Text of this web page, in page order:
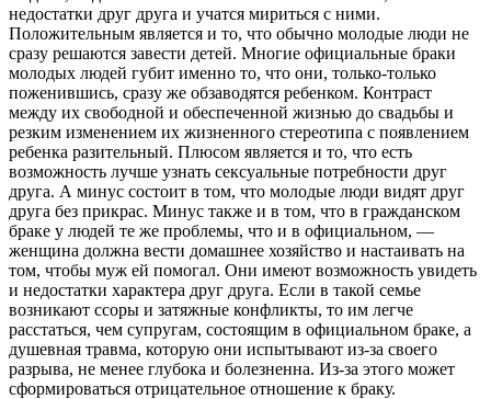
недостатки друг друга и учатся мириться с ними.
Положительным является и то, что обычно молодые люди не
сразу решаются завести детей. Многие официальные браки
молодых людей губит именно то, что они, только-только
поженившись, сразу же обзаводятся ребенком. Контраст
между их свободной и обеспеченной жизнью до свадьбы и
резким изменением их жизненного стереотипа с появлением
ребенка разительный. Плюсом является и то, что есть
возможность лучше узнать сексуальные потребности друг
друга. А минус состоит в том, что молодые люди видят друг
друга без прикрас. Минус также и в том, что в гражданском
браке у людей те же проблемы, что и в официальном, —
женщина должна вести домашнее хозяйство и настаивать на
том, чтобы муж ей помогал. Они имеют возможность увидеть
и недостатки характера друг друга. Если в такой семье
возникают ссоры и затяжные конфликты, то им легче
расстаться, чем супругам, состоящим в официальном браке, а
душевная травма, которую они испытывают из-за своего
разрыва, не менее глубока и болезненна. Из-за этого может
сформироваться отрицательное отношение к браку.